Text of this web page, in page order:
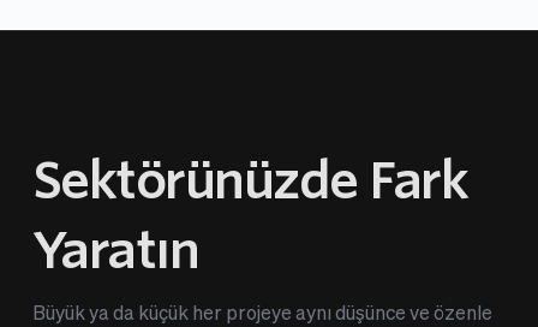
Sektörünüzde Fark
Yaratın
Büyük ya da küçük her projeye aynı düşünce ve özenle